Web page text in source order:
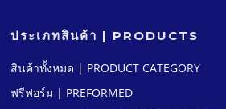
ประเภทสินค้า | PRODUCTS
สินค้าทั้งหมด | PRODUCT CATEGORY
ฟรีฟอร์ม | PREFORMED